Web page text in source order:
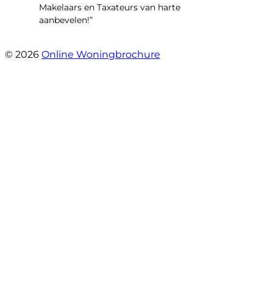
Makelaars en Taxateurs van harte
aanbevelen!”
© 2026 Online Woningbrochure